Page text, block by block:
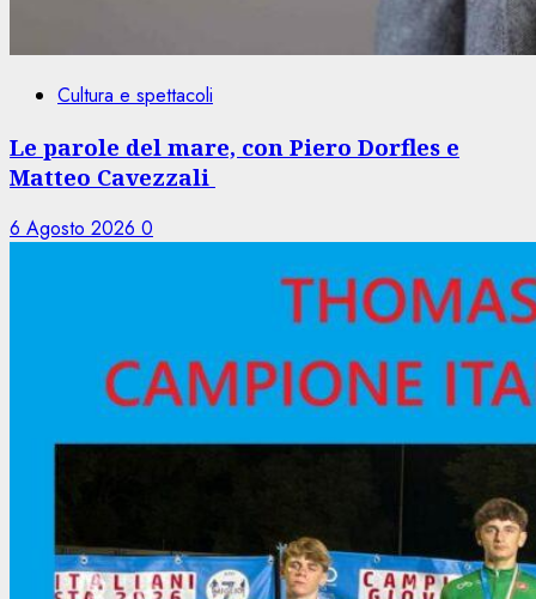
Cultura e spettacoli
Le parole del mare, con Piero Dorfles e
Matteo Cavezzali
6 Agosto 2026 0